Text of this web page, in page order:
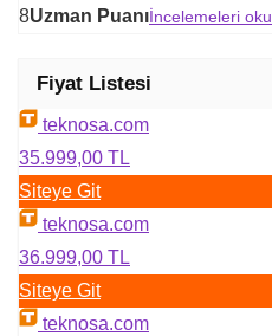
8Uzman Puanıİncelemeleri oku
Fiyat Listesi
teknosa.com
35.999,00 TL
Siteye Git
teknosa.com
36.999,00 TL
Siteye Git
teknosa.com